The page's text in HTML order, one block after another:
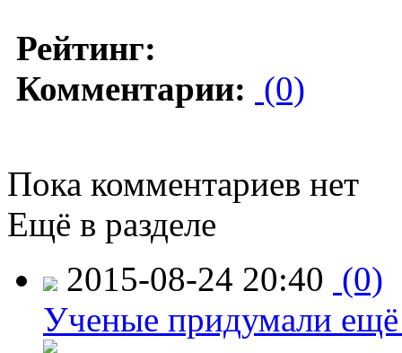
Рейтинг:
Комментарии: (0)
Пока комментариев нет
Ещё в разделе
2015-08-24 20:40 (0)
Ученые придумали ещё